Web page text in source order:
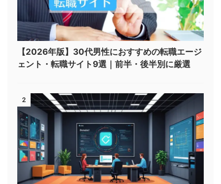
【2026年版】30代男性におすすめの転職エージ
ェント・転職サイト9選｜前半・後半別に厳選
2